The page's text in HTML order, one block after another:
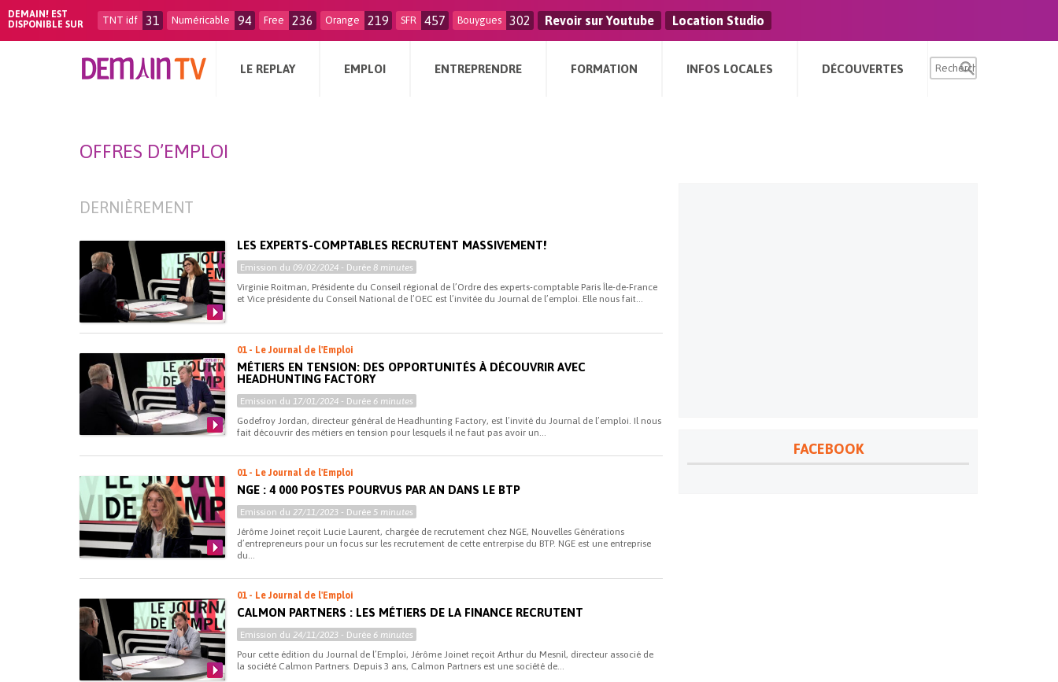
DEMAIN! EST
DISPONIBLE SUR
TNT idf 31 Numéricable 94 Free 236 Orange 219 SFR 457 Bouygues 302 Revoir sur Youtube Location Studio
LE REPLAY EMPLOI ENTREPRENDRE FORMATION INFOS LOCALES DÉCOUVERTES
OFFRES D’EMPLOI
DERNIÈREMENT
LES EXPERTS-COMPTABLES RECRUTENT MASSIVEMENT!
Emission du 09/02/2024 - Durée 8 minutes
Virginie Roitman, Présidente du Conseil régional de l’Ordre des experts-comptable Paris Île-de-France
et Vice présidente du Conseil National de l’OEC est l’invitée du Journal de l’emploi. Elle nous fait...
01 - Le Journal de l'Emploi
MÉTIERS EN TENSION: DES OPPORTUNITÉS À DÉCOUVRIR AVEC
HEADHUNTING FACTORY
Emission du17/01/2024 - Durée 6 minutes
Godefroy Jordan, directeur général de Headhunting Factory, est l’invité du Journal de l’emploi. Il nous
fait découvrir des métiers en tension pour lesquels il ne faut pas avoir un...
01 - Le Journal de l'Emploi
NGE : 4 000 POSTES POURVUS PAR AN DANS LE BTP
Emission du27/11/2023 - Durée 5 minutes
Jérôme Joinet reçoit Lucie Laurent, chargée de recrutement chez NGE, Nouvelles Générations
d’entrepreneurs pour un focus sur les recrutement de cette entrerpise du BTP. NGE est une entreprise
du...
01 - Le Journal de l'Emploi
CALMON PARTNERS : LES MÉTIERS DE LA FINANCE RECRUTENT
Emission du24/11/2023 - Durée 6 minutes
Pour cette édition du Journal de l’Emploi, Jérôme Joinet reçoit Arthur du Mesnil, directeur associé de
la société Calmon Partners. Depuis 3 ans, Calmon Partners est une société de...
FACEBOOK